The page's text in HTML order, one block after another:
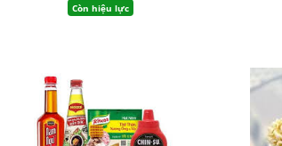
Còn hiệu lực